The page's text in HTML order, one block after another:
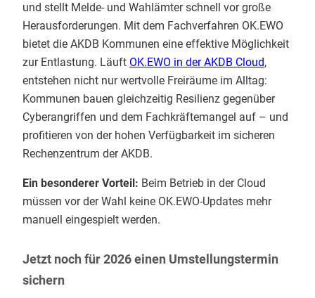
und stellt Melde- und Wahlämter schnell vor große
Herausforderungen. Mit dem Fachverfahren OK.EWO
bietet die AKDB Kommunen eine effektive Möglichkeit
zur Entlastung. Läuft OK.EWO in der AKDB Cloud,
entstehen nicht nur wertvolle Freiräume im Alltag:
Kommunen bauen gleichzeitig Resilienz gegenüber
Cyberangriffen und dem Fachkräftemangel auf – und
profitieren von der hohen Verfügbarkeit im sicheren
Rechenzentrum der AKDB.
Ein besonderer Vorteil: Beim Betrieb in der Cloud
müssen vor der Wahl keine OK.EWO-Updates mehr
manuell eingespielt werden.
Jetzt noch für 2026 einen Umstellungstermin
sichern